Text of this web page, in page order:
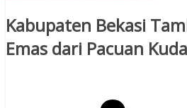
Kabupaten Bekasi
Emas dari Pacuan Kuda